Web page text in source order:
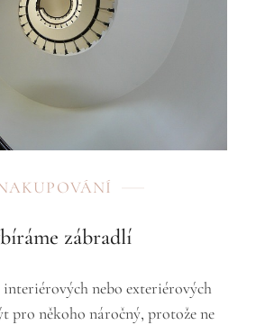
zábradlí
nebo exteriérových
pro někoho náročný, protože ne